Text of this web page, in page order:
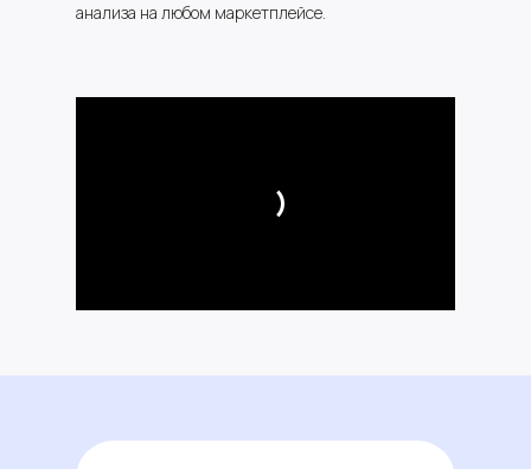
анализа на любом маркетплейсе.